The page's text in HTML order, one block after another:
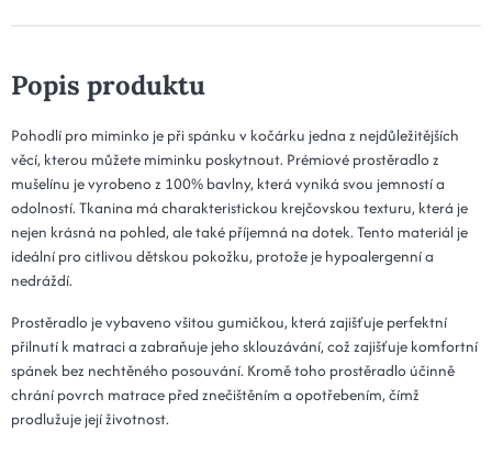
Popis produktu
Pohodlí pro miminko je při spánku v kočárku jedna z nejdůležitějších
věcí, kterou můžete miminku poskytnout. Prémiové prostěradlo z
mušelínu je vyrobeno z 100% bavlny, která vyniká svou jemností a
odolností. Tkanina má charakteristickou krejčovskou texturu, která je
nejen krásná na pohled, ale také příjemná na dotek. Tento materiál je
ideální pro citlivou dětskou pokožku, protože je hypoalergenní a
nedráždí.
Prostěradlo je vybaveno všitou gumičkou, která zajišťuje perfektní
přilnutí k matraci a zabraňuje jeho sklouzávání, což zajišťuje komfortní
spánek bez nechtěného posouvání. Kromě toho prostěradlo účinně
chrání povrch matrace před znečištěním a opotřebením, čímž
prodlužuje její životnost.